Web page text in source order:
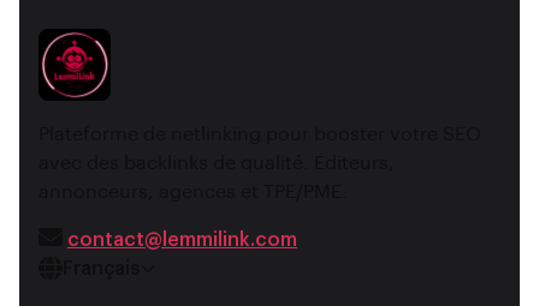
contact@lemmilink.com